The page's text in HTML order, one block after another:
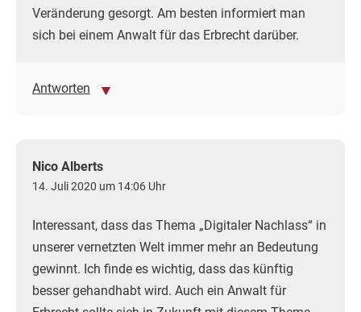
Veränderung gesorgt. Am besten informiert man
sich bei einem Anwalt für das Erbrecht darüber.
Antworten
Nico Alberts
14. Juli 2020 um 14:06 Uhr
Interessant, dass das Thema „Digitaler Nachlass“ in
unserer vernetzten Welt immer mehr an Bedeutung
gewinnt. Ich finde es wichtig, dass das künftig
besser gehandhabt wird. Auch ein Anwalt für